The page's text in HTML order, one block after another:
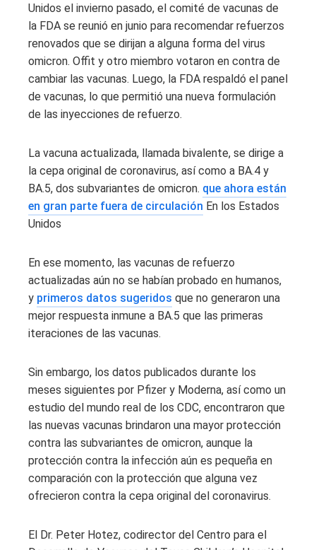
Unidos el invierno pasado, el comité de vacunas de
la FDA se reunió en junio para recomendar refuerzos
renovados que se dirijan a alguna forma del virus
omicron. Offit y otro miembro votaron en contra de
cambiar las vacunas. Luego, la FDA respaldó el panel
de vacunas, lo que permitió una nueva formulación
de las inyecciones de refuerzo.
La vacuna actualizada, llamada bivalente, se dirige a
la cepa original de coronavirus, así como a BA.4 y
BA.5, dos subvariantes de omicron. que ahora están
en gran parte fuera de circulación En los Estados
Unidos
En ese momento, las vacunas de refuerzo
actualizadas aún no se habían probado en humanos,
y primeros datos sugeridos que no generaron una
mejor respuesta inmune a BA.5 que las primeras
iteraciones de las vacunas.
Sin embargo, los datos publicados durante los
meses siguientes por Pfizer y Moderna, así como un
estudio del mundo real de los CDC, encontraron que
las nuevas vacunas brindaron una mayor protección
contra las subvariantes de omicron, aunque la
protección contra la infección aún es pequeña en
comparación con la protección que alguna vez
ofrecieron contra la cepa original del coronavirus.
El Dr. Peter Hotez, codirector del Centro para el